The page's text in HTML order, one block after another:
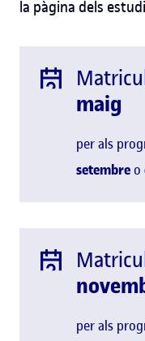
la pàgina dels
maig
per als
setembreo
per als